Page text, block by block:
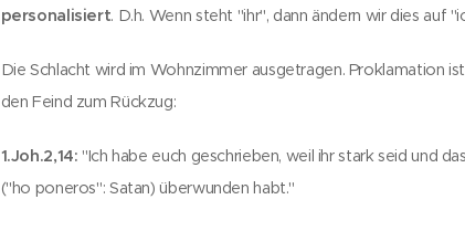
personalisiert. D.h. Wenn steht "ihr", dann ändern wir dies auf
Die Schlacht wird im Wohnzimmer ausgetragen. Proklamation
den Feind zum Rückzug:
1.Joh.2,14: "Ich habe euch geschrieben, weil ihr stark seid und
("ho poneros": Satan) überwunden habt."